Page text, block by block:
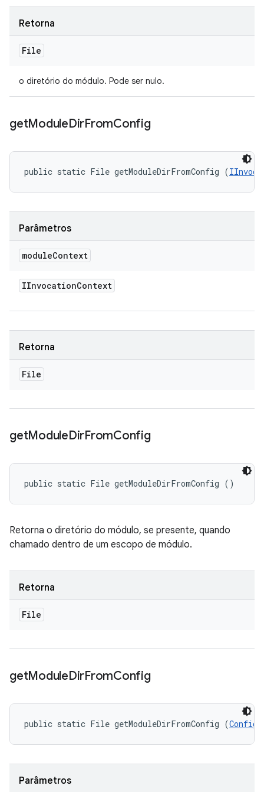
Retorna
File
o diretório do módulo. Pode ser nulo.
getModuleDirFromConfig
public static File getModuleDirFromConfig (
Parâmetros
moduleContext
IInvocationContext
Retorna
File
getModuleDirFromConfig
public static File getModuleDirFromConfig ()
Retorna o diretório do módulo, se presente, quando
chamado dentro de um escopo de módulo.
Retorna
File
getModuleDirFromConfig
public static File getModuleDirFromConfig (
Parâmetros